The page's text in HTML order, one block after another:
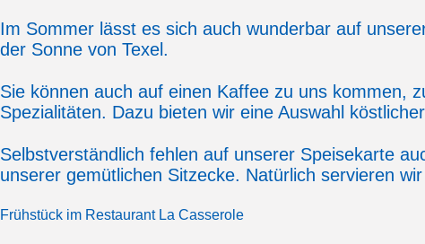
Im Sommer lässt es sich auch wunderbar auf
der Sonne von Texel.
Sie können auch auf einen Kaffee zu uns kommen,
Spezialitäten. Dazu bieten wir eine Auswahl
Selbstverständlich fehlen auf unserer Speisekarte
unserer gemütlichen Sitzecke. Natürlich servieren
Frühstück im Restaurant La Casserole